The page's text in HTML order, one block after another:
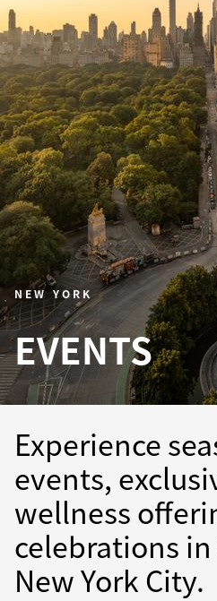
NEW YORK
EVENTS
Experience
events,
wellness
celebrations
New York City.